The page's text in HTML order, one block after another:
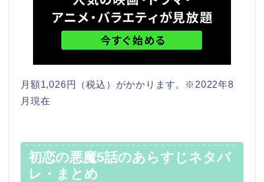
月額1,026円（税込）がかかります。※2022年8
月現在
初恋の悪魔5話のあらすじネタバ
レ・まとめ